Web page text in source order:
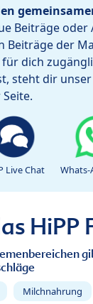
Beiträge
Beiträge der
dich
steht dir unser
Live Chat Whats-
Milchnahrung